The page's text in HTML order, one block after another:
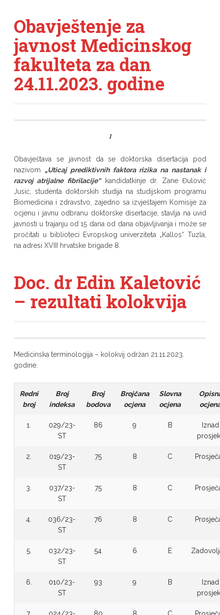
Obavještenje za
javnost Medicinskog
fakulteta za dan
24.11.2023. godine
I
Obavještava se javnost da se doktorska disertacija pod
nazivom „Uticaj prediktivnih faktora rizika na nastanak i
razvoj atrijalne fibrilacije“kandidatkinje dr. Zane Đulović
Jusić, studenta doktorskih studija na studijskom programu
Biomedicina i zdravstvo, zajedno sa izvještajem Komisije za
ocjenu i javnu odbranu doktorske disertacije, stavlja na uvid
javnosti u trajanju od 15 dana od dana objavljivanja i može se
pročitati u biblioteci Evropskog univerziteta „Kallos“ Tuzla,
na adresi XVIII hrvatske brigade 8.
Doc. dr Edin Kaletović
– rezultati kolokvija
Medicinska terminologija – kolokvij održan 21.11.2023.
godine.
Redni
broj
Broj
indeksa
Broj
bodova
Brojčana
ocjena
Slovna
ocjena
1.
029/23-
ST
86 9 B
Iznad
2.
019/23-
ST
75 8 C
3.
037/23-
ST
75 8 C
4.
036/23-
ST
76 8 C
5.
032/23-
ST
54 6 E
6.
010/23-
ST
93 9 B
Iznad